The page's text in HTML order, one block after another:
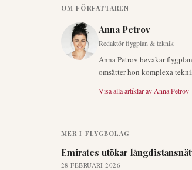
OM FÖRFATTAREN
Anna Petrov
Redaktör flygplan & teknik
Anna Petrov bevakar
omsätter hon komplexa
Visa alla artiklar av Anna Petrov
MER I FLYGBOLAG
Emirates utökar
28 FEBRUARI 2026